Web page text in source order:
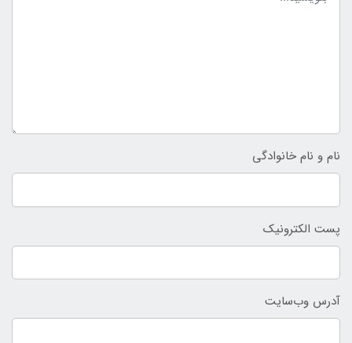
نام و نام خانوادگی
پست الکترونیک
آدرس وب‌سایت